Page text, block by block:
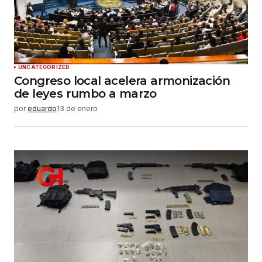
UNCATEGORIZED
Congreso local acelera armonización
de leyes rumbo a marzo
por eduardo13 de enero